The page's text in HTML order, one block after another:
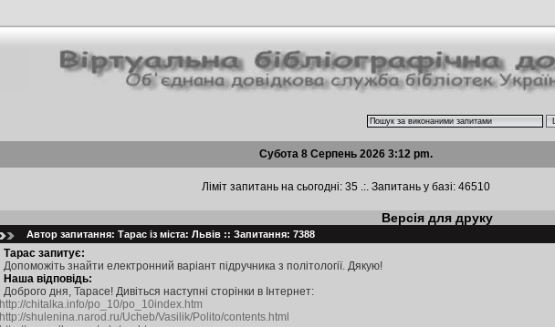
Субота 8 Серпень 2026 3:12 pm.
Ліміт запитань на сьогодні: 35 .:. Запитань у базі: 46510
Версія для друку
Автор запитання: Тарас із міста: Львів :: Запитання: 7388
Тарас запитує:
Допоможіть знайти електронний варіант підручника з політології. Дякую!
Наша відповідь:
Доброго дня, Тарасе! Дивіться наступні сторінки в Інтернет:
http://chitalka.info/po_10/po_10index.htm
http://shulenina.narod.ru/Ucheb/Vasilik/Polito/contents.html